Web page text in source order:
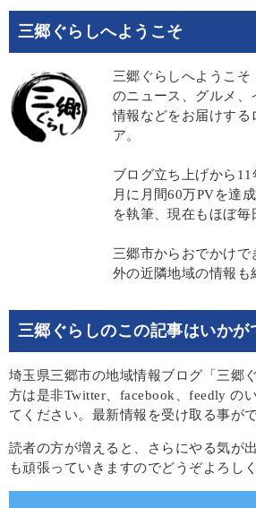
三郷ぐらしへようこそ
三郷ぐらしへようこ
のニュース、グルメ
情報などをお届けする
ア。
ブログ立ち上げから
月に月間60万PVを達
を執筆、現在もほぼ毎
三郷市からおでかけ
外の近隣地域の情報も
三郷ぐらしのこの記事はいかが
埼玉県三郷市の地域情報ブログ「三郷
方は是非Twitter、facebook、feedly の
てください。最新情報を受け取る事がで
読者の方が増えると、さらにやる気が
も頑張っていきますのでどうぞよろし